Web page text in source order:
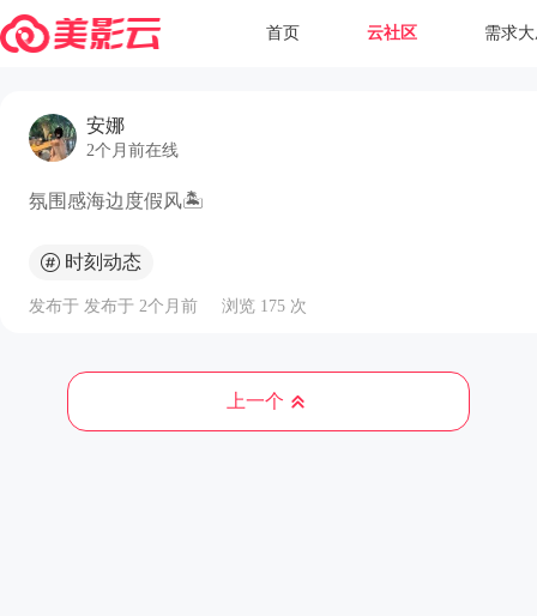
首页 云社区 需求
安娜
2个月前在线
氛围感海边度假风🏝️
时刻动态
发布于 发布于 2个月前 浏览 175 次
上一个